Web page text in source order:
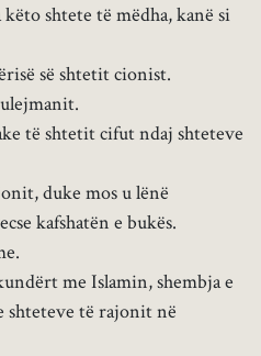
shtete të mëdha, kanë si
së shtetit cionist.
të shtetit cifut ndaj shteteve
duke mos u lënë
kafshatën e bukës.
me Islamin, shembja e
shteteve të rajonit në